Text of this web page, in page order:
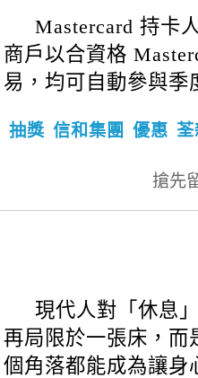
Mastercard 持卡
商戶以合資格
易，均可自動參與
抽獎 信和集團 優惠 荃
搶先
現代人對「休息
再局限於一張床，而
個角落都能成為讓身